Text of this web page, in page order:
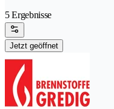
5 Ergebnisse
Jetzt geöffnet